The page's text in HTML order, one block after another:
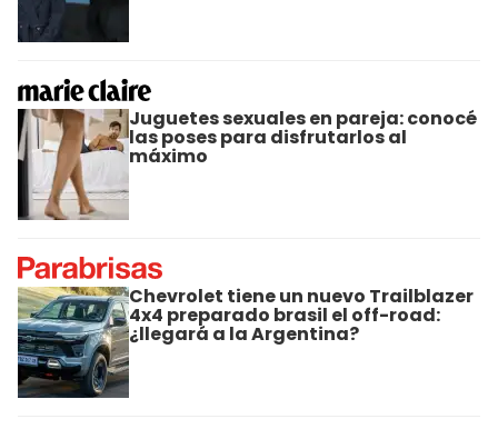
Juguetes sexuales en pareja: conocé
las poses para disfrutarlos al
máximo
Chevrolet tiene un nuevo Trailblazer
4x4 preparado brasil el off-road:
¿llegará a la Argentina?